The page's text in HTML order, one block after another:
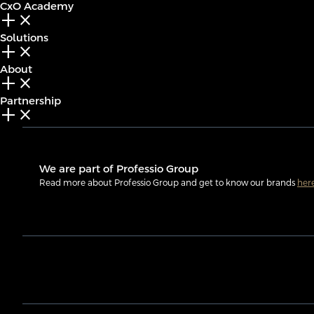
CxO Academy
add_2 close
Solutions
add_2 close
About
add_2 close
Partnership
add_2 close
We are part of Professio Group
Read more about Professio Group and get to know our brands